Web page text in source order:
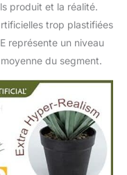
produit et la réalité.
trop plastifiées
représente un niveau
du segment.